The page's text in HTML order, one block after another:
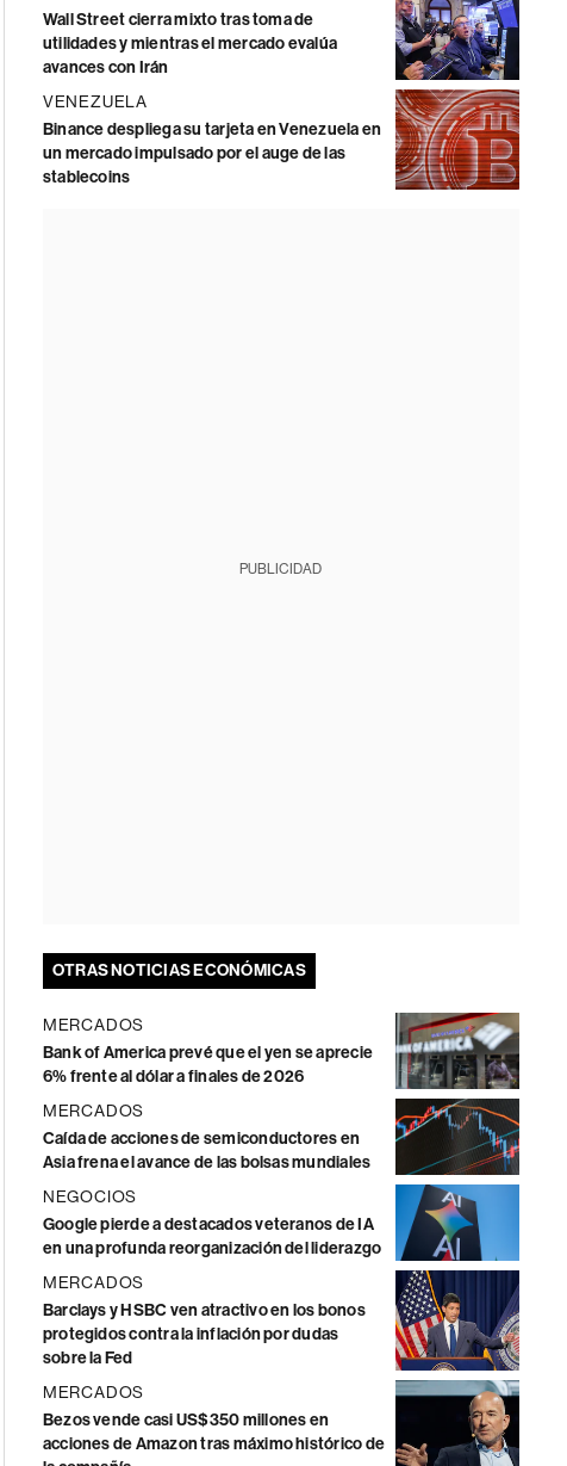
Wall Street cierra mixto tras toma de
utilidades y mientras el mercado evalúa
avances con Irán
VENEZUELA
Binance despliega su tarjeta en Venezuela en
un mercado impulsado por el auge de las
stablecoins
PUBLICIDAD
OTRAS NOTICIAS ECONÓMICAS
MERCADOS
Bank of America prevé que el yen se aprecie
6% frente al dólar a finales de 2026
MERCADOS
Caída de acciones de semiconductores en
Asia frena el avance de las bolsas mundiales
NEGOCIOS
Google pierde a destacados veteranos de IA
en una profunda reorganización del liderazgo
MERCADOS
Barclays y HSBC ven atractivo en los bonos
protegidos contra la inflación por dudas
sobre la Fed
MERCADOS
Bezos vende casi US$350 millones en
acciones de Amazon tras máximo histórico de